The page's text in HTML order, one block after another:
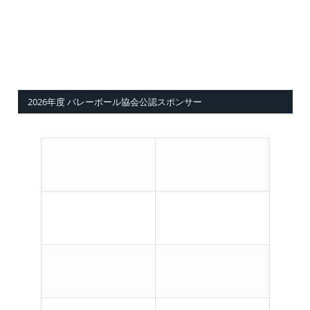
2026年度 バレーボール協会公認スポンサー